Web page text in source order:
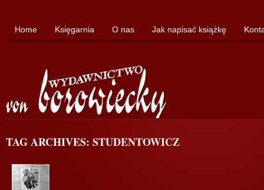
Home Księgarnia O nas Jak napisać książkę
TAG ARCHIVES: STUDENTOWICZ